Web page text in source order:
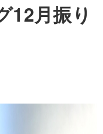
12月振り